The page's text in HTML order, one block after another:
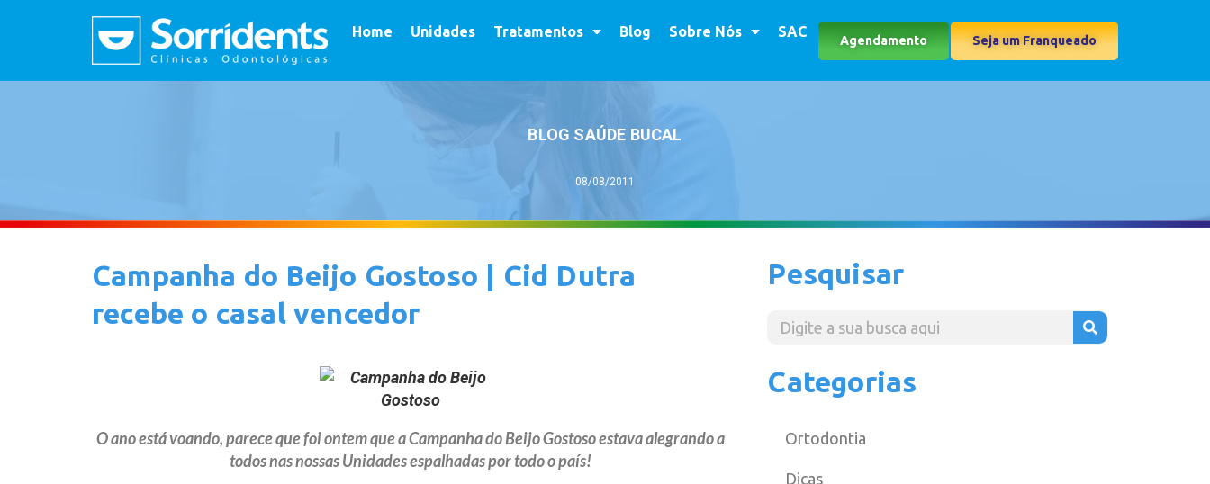
Home Unidades Tratamentos Blog Sobre Nós SAC
Agendamento Seja um Franqueado
BLOG SAÚDE BUCAL
08/08/2011
Campanha do Beijo Gostoso | Cid Dutra
recebe o casal vencedor
O ano está voando, parece que foi ontem que a Campanha do Beijo Gostoso estava alegrando a
todos nas nossas Unidades espalhadas por todo o país!
Pesquisar
Categorias
Ortodontia
Dicas